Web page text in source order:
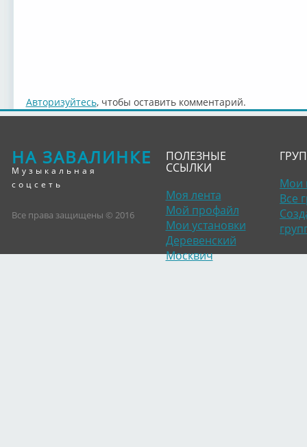
Авторизуйтесь, чтобы оставить комментарий.
НА ЗАВАЛИНКЕ
Музыкальная
соцсеть
Все права защищены © 2016
ПОЛЕЗНЫЕ
ССЫЛКИ
Моя лента
Мой профайл
Мои установки
Деревенский
Москвич
Мои
Все